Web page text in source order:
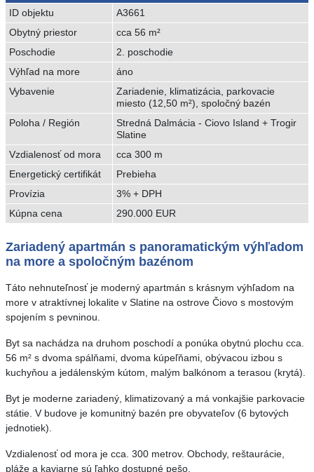
ID objektu
A3661
Obytný priestor
cca 56 m²
Poschodie
2. poschodie
Výhľad na more
áno
Vybavenie
Zariadenie, klimatizácia, parkovacie
miesto (12,50 m²), spoločný bazén
Poloha / Región
Stredná Dalmácia - Ciovo Island + Trogir
Slatine
Vzdialenosť od mora
cca 300 m
Energetický certifikát
Prebieha
Provízia
3% + DPH
Kúpna cena
290.000 EUR
Zariadený apartmán s panoramatickým výhľadom
na more a spoločným bazénom
Táto nehnuteľnosť je moderný apartmán s krásnym výhľadom na
more v atraktívnej lokalite v Slatine na ostrove Čiovo s mostovým
spojením s pevninou.
Byt sa nachádza na druhom poschodí a ponúka obytnú plochu cca.
56 m² s dvoma spálňami, dvoma kúpeľňami, obývacou izbou s
kuchyňou a jedálenským kútom, malým balkónom a terasou (krytá).
Byt je moderne zariadený, klimatizovaný a má vonkajšie parkovacie
státie. V budove je komunitný bazén pre obyvateľov (6 bytových
jednotiek).
Vzdialenosť od mora je cca. 300 metrov. Obchody, reštaurácie,
pláže a kaviarne sú ľahko dostupné pešo.